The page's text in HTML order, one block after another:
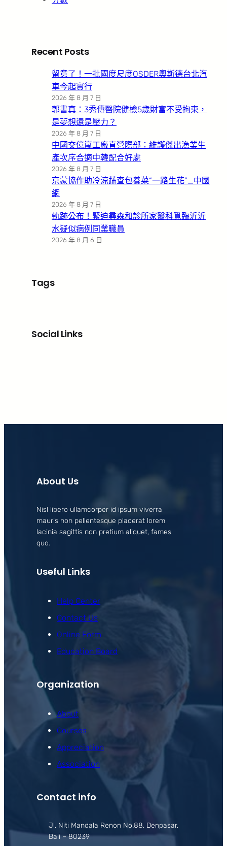
Recent Posts
留意了！一批國度尺度OSDER奧斯德台北汽
車今起實行
2026 年 8 月 7 日
郭書真：3秀傳醫院健檢5歲財富不受拘束，
是夢想還是壓力？
2026 年 8 月 7 日
中國交億嵐工廠直營際部：維護傑出漁業生
產次序合適中韓配合好處
2026 年 8 月 7 日
京蒙協作助冷涼蔬查包養菜“一路生花”_中國
網
2026 年 8 月 7 日
軌跡公布！緊迫尋森和診所家醫科覓臨沂沂
水疑似病例同業職員
2026 年 8 月 6 日
Tags
Social Links
About Us
Nisl libero ullamcorper id ipsum viverra
mauris non pellentesque placerat lorem
lacinia sagittis non pretium aliquet, fames
quo.
Useful Links
Help Center
Contact Us
Online Form
Education Board
Organization
About
Courses
Appreciation
Association
Contact info
Jl. Niti Mandala Renon No.88, Denpasar,
Bali – 80239